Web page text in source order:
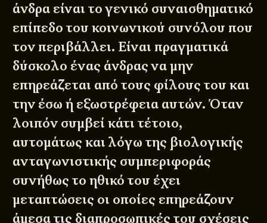
άνδρα είναι το γενικό συναισθηματικό
επίπεδο του κοινωνικού συνόλου που
τον περιβάλλει. Είναι πραγματικά
δύσκολο ένας άνδρας να μην
επηρεάζεται από τους φίλους του και
την έσω ή εξωστρέφεια αυτών. Όταν
λοιπόν συμβεί κάτι τέτοιο,
αυτομάτως και λόγω της βιολογικής
ανταγωνιστικής συμπεριφοράς
συνήθως το ηθικό του έχει
μεταπτώσεις οι οποίες επηρεάζουν
άμεσα τις διαπροσωπικές του σχέσεις